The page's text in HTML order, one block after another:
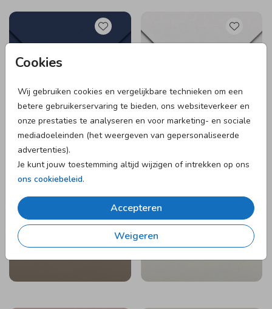
Cookies
Wij gebruiken cookies en vergelijkbare technieken om een
betere gebruikerservaring te bieden, ons websiteverkeer en
onze prestaties te analyseren en voor marketing- en sociale
mediadoeleinden (het weergeven van gepersonaliseerde
advertenties).
Je kunt jouw toestemming altijd wijzigen of intrekken op ons
ons cookiebeleid.
Accepteren
Weigeren